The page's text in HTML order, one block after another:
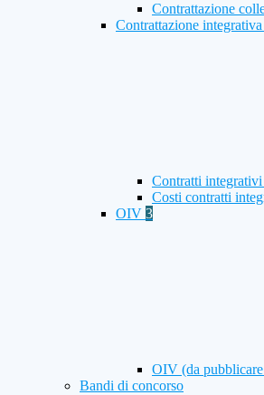
Contrattazione
Contrattazione integrativa
Contratti integrativi
Costi contratti
OIV 3
OIV (da
Bandi di concorso